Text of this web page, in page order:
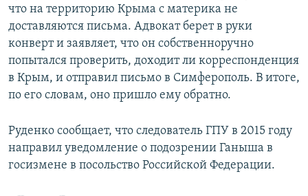
что на территорию Крыма с материка не
доставляются письма. Адвокат берет в руки
конверт и заявляет, что он собственноручно
попытался проверить, доходит ли корреспонденция
в Крым, и отправил письмо в Симферополь. В итоге,
по его словам, оно пришло ему обратно.
Руденко сообщает, что следователь ГПУ в 2015 году
направил уведомление о подозрении Ганыша в
госизмене в посольство Российской Федерации.